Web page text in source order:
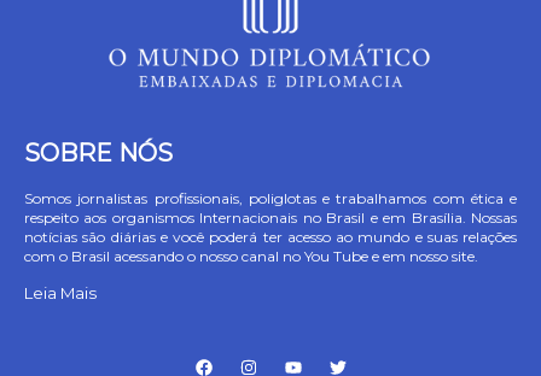
SOBRE NÓS
Somos jornalistas profissionais, poliglotas e trabalhamos com ética e
respeito aos organismos Internacionais no Brasil e em Brasília. Nossas
notícias são diárias e você poderá ter acesso ao mundo e suas relações
com o Brasil acessando o nosso canal no You Tube e em nosso site.
Leia Mais